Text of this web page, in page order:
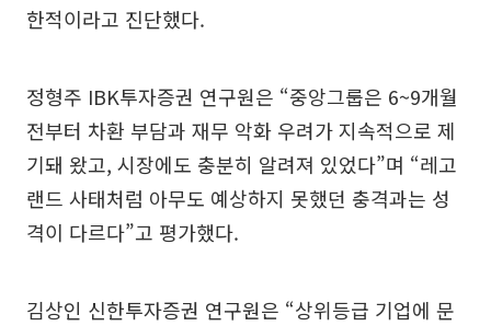
한적이라고 진단했다.
정형주 IBK투자증권 연구원은 “중앙그룹은 6~9개월
전부터 차환 부담과 재무 악화 우려가 지속적으로 제
기돼 왔고, 시장에도 충분히 알려져 있었다”며 “레고
랜드 사태처럼 아무도 예상하지 못했던 충격과는 성
격이 다르다”고 평가했다.
김상인 신한투자증권 연구원은 “상위등급 기업에 문